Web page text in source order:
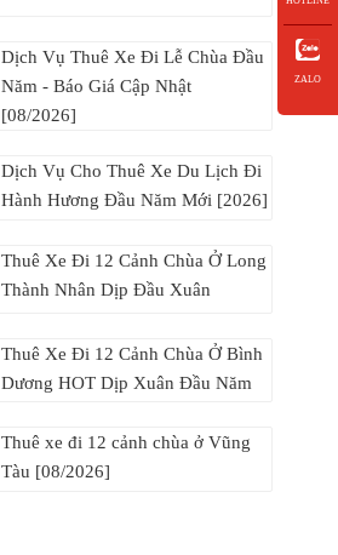
Dịch Vụ Thuê Xe Đi Lễ Chùa Đầu
Năm - Báo Giá Cập Nhật
[08/2026]
Dịch Vụ Cho Thuê Xe Du Lịch Đi
Hành Hương Đầu Năm Mới [2026]
Thuê Xe Đi 12 Cảnh Chùa Ở Long
Thành Nhân Dịp Đầu Xuân
Thuê Xe Đi 12 Cảnh Chùa Ở Bình
Dương HOT Dịp Xuân Đầu Năm
Thuê xe đi 12 cảnh chùa ở Vũng
Tàu [08/2026]
ZALO